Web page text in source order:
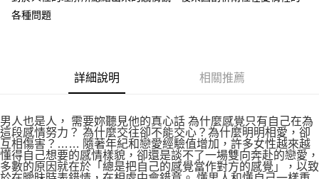
各種問題
詳細說明 相關推薦
男人也是人， 需要妳聽見他的真心話 為什麼感覺只有自己在為
這段感情努力？ 為什麼交往卻不能交心？為什麼明明相愛，卻
互相傷害？…… 隨著年紀和戀愛經驗值增加，許多女性越來越
懂得自己想要的感情樣貌，卻還是談不了一場雙向奔赴的戀愛，
多數的原因就在於「總是把自己的感覺當作對方的感覺」，以致